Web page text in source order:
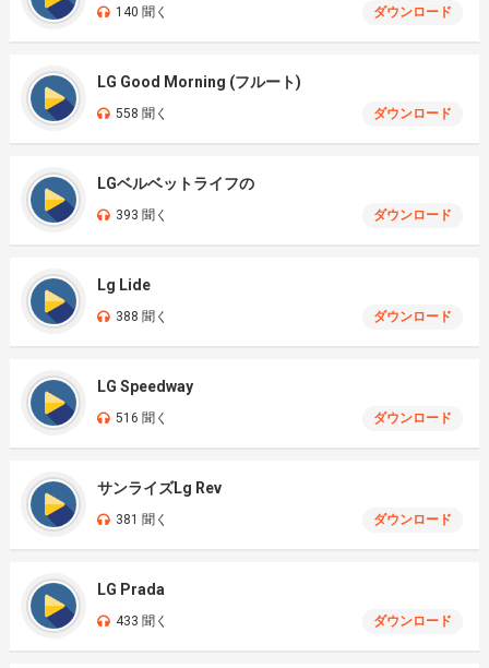
140 聞く ダウンロード
LG Good Morning (フルート)
558 聞く ダウンロード
LGベルベットライフの
393 聞く ダウンロード
Lg Lide
388 聞く ダウンロード
LG Speedway
516 聞く ダウンロード
サンライズLg Rev
381 聞く ダウンロード
LG Prada
433 聞く ダウンロード